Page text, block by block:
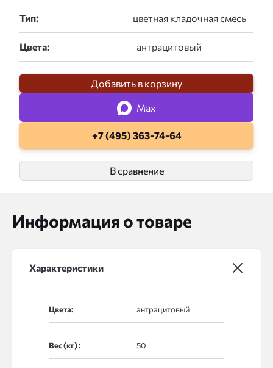
Тип:
Цвета:
Добавить в корзину
Max
+7 (495) 363-74-64
В сравнение
Информация о товаре
Характеристики
Цвета:
Вес (кг) :